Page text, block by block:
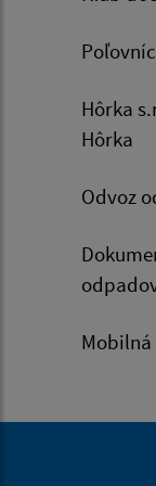
Hôrka
Hôrka
Odvoz